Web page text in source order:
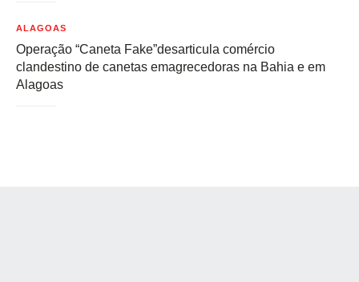
ALAGOAS
Operação “Caneta Fake”desarticula comércio
clandestino de canetas emagrecedoras na Bahia e em
Alagoas